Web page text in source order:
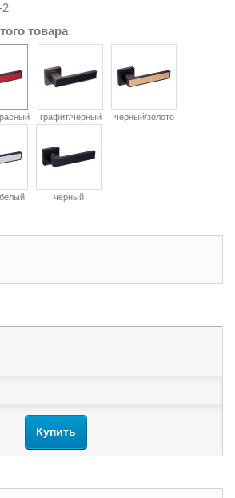
2
товара
графит/черный черный/золото
черный
Купить